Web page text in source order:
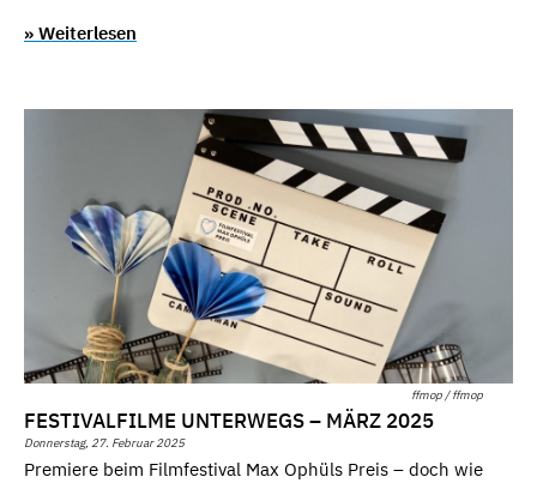
» Weiterlesen
ffmop / ffmop
FESTIVALFILME UNTERWEGS – MÄRZ 2025
Donnerstag, 27. Februar 2025
Premiere beim Filmfestival Max Ophüls Preis – doch wie